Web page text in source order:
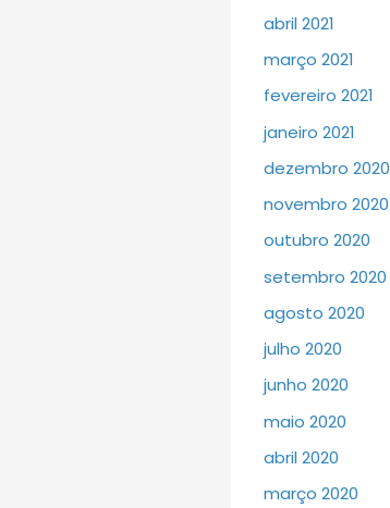
abril 2021
março 2021
fevereiro 2021
janeiro 2021
dezembro 2020
novembro 2020
outubro 2020
setembro 2020
agosto 2020
julho 2020
junho 2020
maio 2020
abril 2020
março 2020